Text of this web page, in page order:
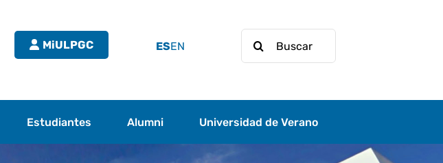
MiULPGC EN
ES
Estudiantes Alumni Universidad de Verano